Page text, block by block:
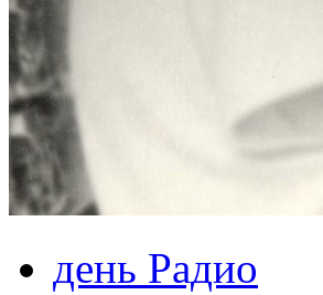
день Радио